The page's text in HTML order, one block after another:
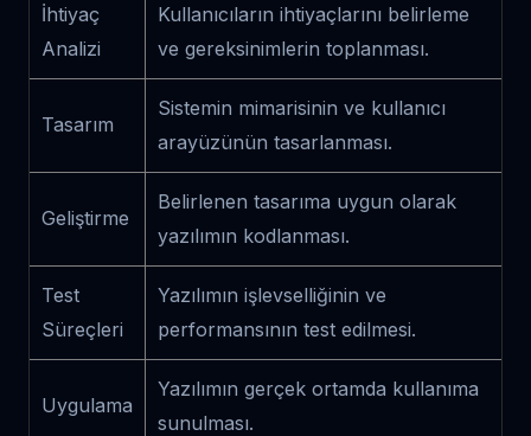
İhtiyaç
Analizi
Kullanıcıların ihtiyaçlarını belirleme
ve gereksinimlerin toplanması.
Tasarım
Sistemin mimarisinin ve kullanıcı
arayüzünün tasarlanması.
Geliştirme
Belirlenen tasarıma uygun olarak
yazılımın kodlanması.
Test
Süreçleri
Yazılımın işlevselliğinin ve
performansının test edilmesi.
Uygulama
Yazılımın gerçek ortamda kullanıma
sunulması.